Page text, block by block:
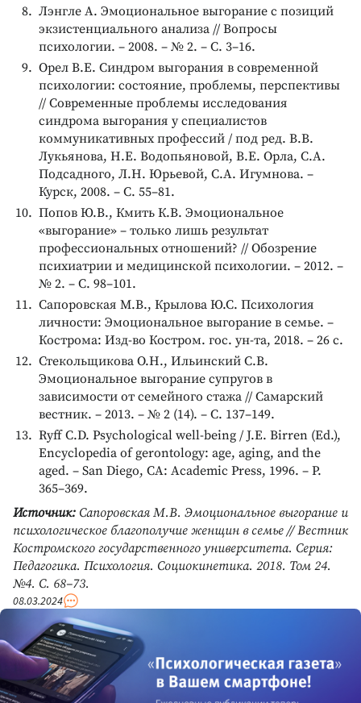
Лэнгле А. Эмоциональное выгорание с позиций
экзистенциального анализа // Вопросы
психологии. – 2008. – № 2. – С. 3–16.
Орел В.Е. Синдром выгорания в современной
психологии: состояние, проблемы, перспективы
// Современные проблемы исследования
синдрома выгорания у специалистов
коммуникативных профессий / под ред. В.В.
Лукьянова, Н.Е. Водопьяновой, В.Е. Орла, С.А.
Подсадного, Л.Н. Юрьевой, С.А. Игумнова. –
Курск, 2008. – С. 55–81.
Попов Ю.В., Кмить К.В. Эмоциональное
«выгорание» – только лишь результат
профессиональных отношений? // Обозрение
психиатрии и медицинской психологии. – 2012. –
№ 2. – С. 98–101.
Сапоровская М.В., Крылова Ю.С. Психология
личности: Эмоциональное выгорание в семье. –
Кострома: Изд-во Костром. гос. ун-та, 2018. – 26 с.
Стекольщикова О.Н., Ильинский С.В.
Эмоциональное выгорание супругов в
зависимости от семейного стажа // Самарский
вестник. – 2013. – № 2 (14). – С. 137–149.
Ryff C.D. Psychological well-being / J.E. Birren (Ed.),
Encyclopedia of gerontology: age, aging, and the
aged. – San Diego, CA: Academic Press, 1996. – Р.
365–369.
Источник: Сапоровская М.В. Эмоциональное выгорание и
психологическое благополучие женщин в семье // Вестник
Костромского государственного университета. Серия:
Педагогика. Психология. Социокинетика. 2018. Том 24.
№4. С. 68–73.
08.03.2024